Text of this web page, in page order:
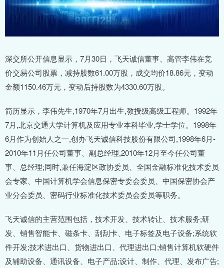
深交所公开信息显示，7月30日，飞天诚信董事、高管李伟在竞
价交易公司股票，减持股数61.00万股，成交均价18.86元，变动
金额1150.46万元，变动后持股数为4330.60万股。
简历显示，李伟先生,1970年7月出生,教授级高级工程师。1992年
7月,北京交通大学计算机及应用专业本科毕业,学士学位。1998年
6月作为创始人之一,创办飞天诚信科技股份有限公司,1998年6月-
2010年11月任公司董事、副总经理,2010年12月至今任公司董
事、总经理;同时,兼任海淀区政协委员、全国金融标准化技术委员
会专家、中国计算机学会信息保密专委会委员、中国保密协会产
业分会委员、密码行业标准化技术委员会委员等职务。
飞天诚信的主营范围包括，技术开发、技术转让、技术服务;研
发、销售智能卡、磁条卡、刮刮卡、电子标签及电子设备;系统软
件开发;技术进出口、货物进出口、代理进出口;销售计算机软硬件
及辅助设备、通讯设备、电子产品;设计、制作、代理、发布广告;